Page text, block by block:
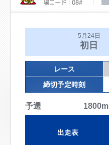
5月24日
初日
レース
締切予定時刻
予選 1800m
出走表